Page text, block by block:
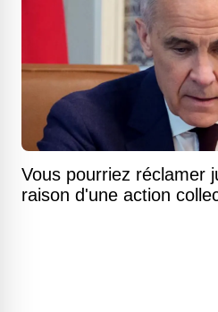
Vous pourriez réclamer
raison d'une action